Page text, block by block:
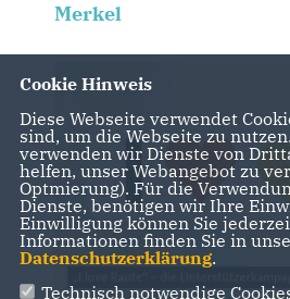
Merkel
Cookie Hinweis
Diese Webseite verwendet
sind, um die Webseite zu
verwenden wir Dienste von
helfen, unser Webangebot zu
Optmierung). Für die
Dienste, benötigen wir Ihre
Einwilligung können Sie
Informationen finden Sie in
Datenschutzerklärung.
Technisch notwendige